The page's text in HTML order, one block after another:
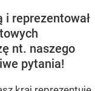
i reprezentował
nt. naszego
pytania!